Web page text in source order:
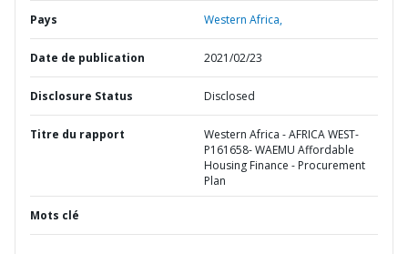
Pays Western Africa,
Date de publication 2021/02/23
Disclosure Status Disclosed
Titre du rapport
Western Africa - AFRICA WEST-
P161658- WAEMU Affordable
Housing Finance - Procurement
Plan
Mots clé